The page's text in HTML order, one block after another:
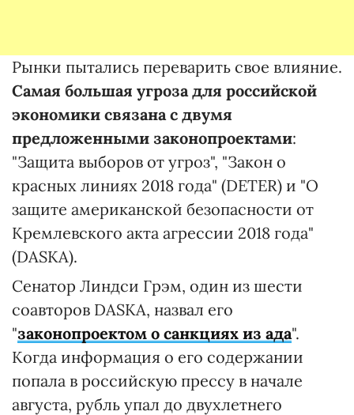
Рынки пытались переварить свое влияние.
Самая большая угроза для российской
экономики связана с двумя
предложенными законопроектами:
"Защита выборов от угроз", "Закон о
красных линиях 2018 года" (DETER) и "О
защите американской безопасности от
Кремлевского акта агрессии 2018 года"
(DASKA).
Сенатор Линдси Грэм, один из шести
соавторов DASKA, назвал его
"законопроектом о санкциях из ада".
Когда информация о его содержании
попала в российскую прессу в начале
августа, рубль упал до двухлетнего